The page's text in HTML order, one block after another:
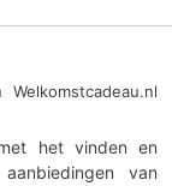
het vinden en
van